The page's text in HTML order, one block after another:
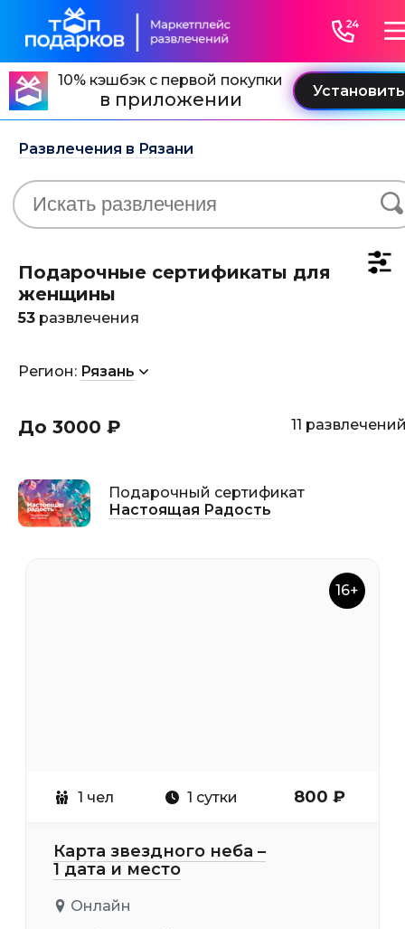
10% кэшбэк с первой покупки
в приложении
Развлечения в Рязани
Подарочные сертификаты для
женщины
53 развлечения
Регион: Рязань
До 3000 ₽ 11
Подарочный сертификат
Настоящая Радость
16+
1 чел 1 сутки 800 ₽
Карта звездного неба –
1 дата и место
Онлайн